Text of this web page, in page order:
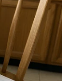
duy trì
của Mỹ khi
vào nhiều quốc